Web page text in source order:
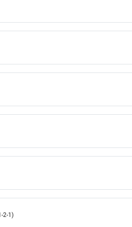
2-1)